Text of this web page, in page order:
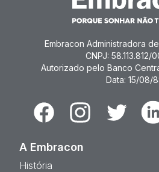
Embracon Administradora
CNPJ: 58.113.812/
Autorizado pelo Banco
Data: 15/08/
FacebookInstagramTwitter
A Embracon
História